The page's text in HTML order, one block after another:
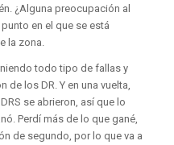
¿Alguna preocupación al
en el que se está
la zona.
todo tipo de fallas y
los DR. Y en una vuelta,
se abrieron, así que lo
Perdí más de lo que gané,
de segundo, por lo que va a